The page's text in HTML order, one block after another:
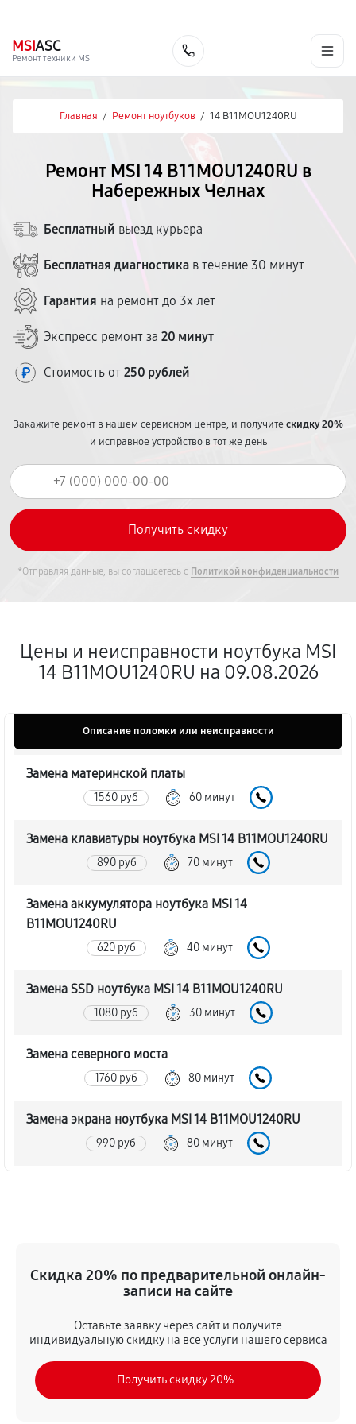
MSIASC
Ремонт техники MSI
Главная / Ремонт ноутбуков / 14 B11MOU1240RU
Ремонт MSI 14 B11MOU1240RU в
Набережных Челнах
Бесплатный выезд курьера
Бесплатная диагностика в течение 30 минут
Гарантия на ремонт до 3х лет
Экспресс ремонт за 20 минут
Стоимость от 250 рублей
Закажите ремонт в нашем сервисном центре, и получитескидку 20%
и исправное устройство в тот же день
*Отправляя данные, вы соглашаетесь с Политикой конфиденциальности
Цены и неисправности ноутбука MSI
14 B11MOU1240RU на 09.08.2026
Описание поломки или неисправности
Замена материнской платы
1560 руб 60 минут
Замена клавиатуры ноутбука MSI 14 B11MOU1240RU
890 руб 70 минут
Замена аккумулятора ноутбука MSI 14
B11MOU1240RU
620 руб 40 минут
Замена SSD ноутбука MSI 14 B11MOU1240RU
1080 руб 30 минут
Замена северного моста
1760 руб 80 минут
Замена экрана ноутбука MSI 14 B11MOU1240RU
990 руб 80 минут
990 руб 30 минут
1480 руб 70 минут
Замена процессора ноутбука MSI 14 B11MOU1240RU
1390 руб 120 минут
Скидка 20% по предварительной онлайн-
записи на сайте
Оставьте заявку через сайт и получите
индивидуальную скидку на все услуги нашего сервиса
Получить скидку 20%